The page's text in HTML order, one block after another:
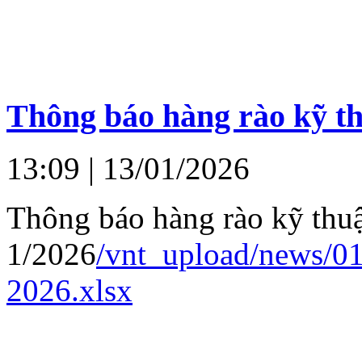
Thông báo hàng rào kỹ
13:09 | 13/01/2026
Thông báo hàng rào kỹ
1/2026/vnt_upload/news/
2026.xlsx